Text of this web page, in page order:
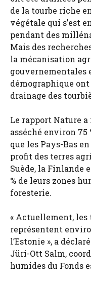
de la tourbe riche
végétale qui s’est
pendant des
Mais des
la mécanisation
gouvernementales
démographique
drainage des
Le rapport Nature
asséché environ 75
que les Pays-Bas
profit des terres
Suède, la Finlande
% de leurs zones
foresterie.
« Actuellement, les
représentent
l’Estonie », a
Jüri-Ott Salm,
humides du Fonds